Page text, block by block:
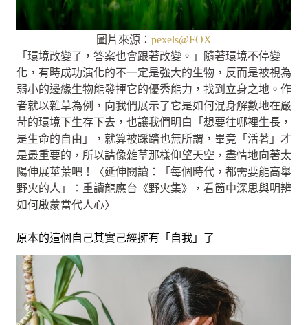
圖片來源： pexels@FOX
「環境改變了，答案也會跟著改變。」隨著環境不停變
化，有時成功演化的不一定是強大的生物，反而是被視為
弱小的邊緣生物能發揮它的優秀能力，找到立身之地。作
者就以雜草為例，向我們展示了它是如何混身解數地在嚴
苛的環境下生存下去，也讓我們明白「想要往哪裡生長，
是生命的自由」，就算被踩踏也無所謂，畢竟「活著」才
是最重要的，所以請像雜草那樣仰望天空，盡情地向著太
陽伸展莖葉吧！〈延伸閱讀：「每個時代，都需要能高舉
野火的人」：重讀龍應台《野火集》，看箇中深思與明辨
如何啟蒙當代人心〉
原本的這個自己其實己經擁有「自我」了